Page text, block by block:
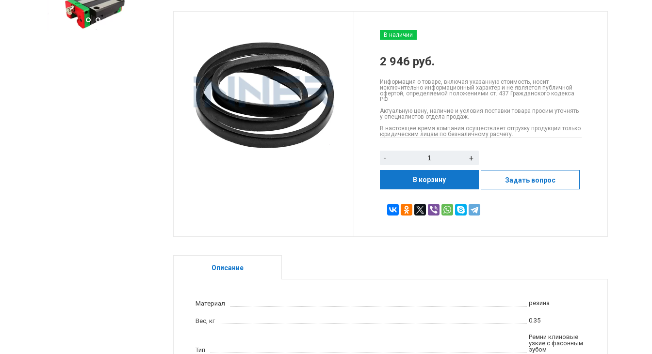
В наличии
2 946 руб.
Информация о товаре, включая указанную стоимость, носит
исключительно информационный характер и не является публичной
офертой, определяемой положениями ст. 437 Гражданского кодекса
РФ.
Актуальную цену, наличие и условия поставки товара просим уточнять
у специалистов отдела продаж.
В настоящее время компания осуществляет отгрузку продукции только
юридическим лицам по безналичному расчету.
- +
В корзину Задать вопрос
Описание
Материал резина
Вес, кг 0.35
Тип
Ремни клиновые
узкие с фасонным
зубом